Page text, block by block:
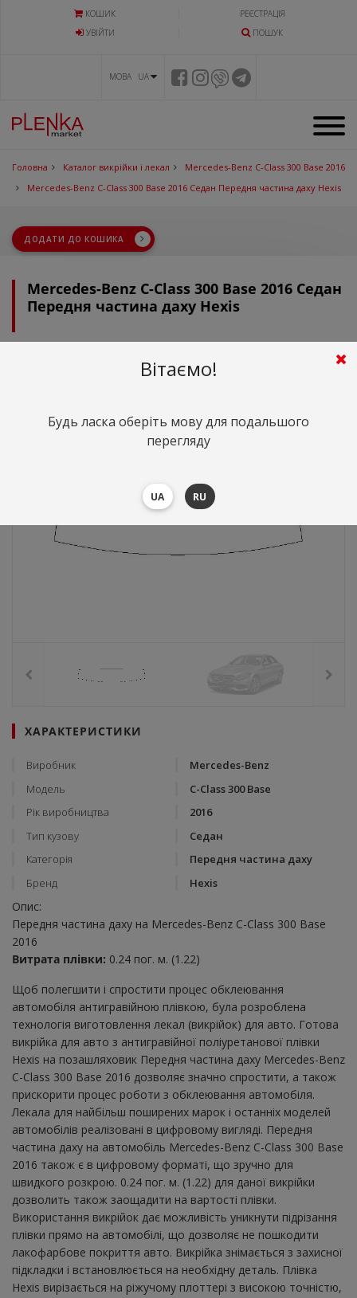
КОШИК
РЕЄСТРАЦІЯ
УВIЙТИ
ПОШУК
МОВА UA
Головна Каталог викрійки і лекал
Mercedes-Benz C-Class 300 Base 2016
Mercedes-Benz C-Class 300 Base 2016 Седан Передня частина даху Hexis
ДОДАТИ ДО КОШИКА
Mercedes-Benz C-Class 300 Base 2016 Седан
Передня частина даху Hexis
грн.
ХАРАКТЕРИСТИКИ
Виробник
Mercedes-Benz
Модель
C-Class 300 Base
Рік виробництва
2016
Тип кузову
Седан
Категорія
Передня частина даху
Бренд
Hexis
Опис:
Передня частина даху на Mercedes-Benz C-Class 300 Base
2016
Витрата плівки: 0.24 пог. м. (1.22)
Щоб полегшити і спростити процес обклеювання
автомобіля антигравійною плівкою, була розроблена
технологія виготовлення лекал (викрійок) для авто. Готова
викрійка для авто з антигравійної поліуретанової плівки
Hexis на позашляховик Передня частина даху Mercedes-Benz
C-Class 300 Base 2016 дозволяє значно спростити, а також
прискорити процес роботи з обклеювання автомобіля.
Лекала для найбільш поширених марок і останніх моделей
автомобілів реалізовані в цифровому вигляді. Передня
частина даху на автомобіль Mercedes-Benz C-Class 300 Base
2016 також є в цифровому форматі, що зручно для
швидкого розкрою. 0.24 пог. м. (1.22) для даної викрійки
дозволить також заощадити на вартості плівки.
Використання викрійок дає можливість уникнути підрізання
плівки прямо на автомобілі, що дозволяє не пошкодити
лакофарбове покриття авто. Викрійка знімається з захисної
підкладки і встановлюється на необхідну деталь. Плівка
Hexis вирізається на ріжучому плоттері з високою точністю,
Вітаємо!
Будь ласка оберіть мову для подальшого
перегляду
UA RU